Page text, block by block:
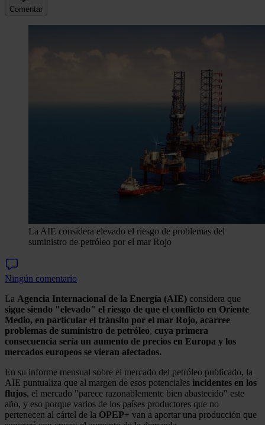
Comentar
La AIE considera elevado el riesgo de problemas del
suministro de petróleo por el mar Rojo
Ningún comentario
La Agencia Internacional de la Energía (AIE) considera que
sigue siendo "elevado" el riesgo de que el conflicto en Oriente
Medio, en particular el tránsito por el mar Rojo, acarree
problemas de suministro de petróleo, cuya primera
consecuencia sería un aumento de precios en Europa y los
mercados europeos se vieran afectados.
En su informe mensual sobre el mercado del petróleo publicado, la
AIE puntualiza que al margen de esos potenciales incidentes en los
flujos, el mercado "parece razonablemente bien abastecido" este
año, y eso porque varios de los países productores que no
pertenecen al cártel de la OPEP+ van a aportar una producción que